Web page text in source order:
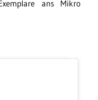
ans Mikro